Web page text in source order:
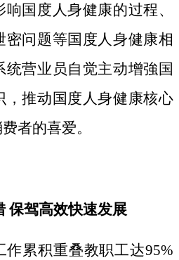
国度人身健康的过程、
问题等国度人身健康相
营业员自觉主动增強国
，推动国度人身健康核心
者的喜爱。
保驾高效快速发展
作累积重叠教职工达95%